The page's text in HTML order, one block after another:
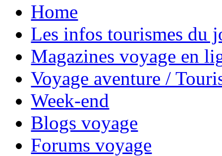
Home
Les infos tourismes du
Magazines voyage en
Voyage aventure /
Week-end
Blogs voyage
Forums voyage